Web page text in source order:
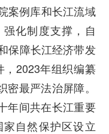
案例库和长江流域
化制度支撑，自
保障长江经济带发
2023年组织编纂
密最严法治屏障。
年间共在长江重要
自然保护区设立